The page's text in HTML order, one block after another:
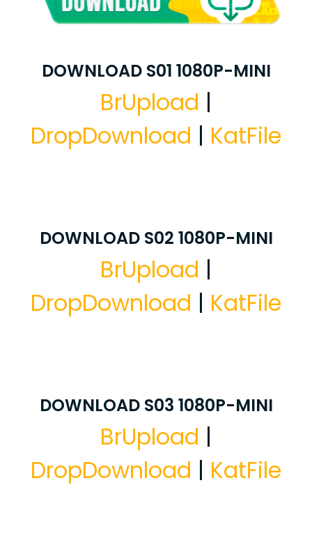
DOWNLOAD S01 1080P-MINI
BrUpload |
DropDownload | KatFile
DOWNLOAD S02 1080P-MINI
BrUpload |
DropDownload | KatFile
DOWNLOAD S03 1080P-MINI
BrUpload |
DropDownload | KatFile